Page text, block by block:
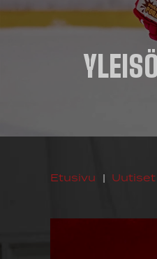
Etusivu | Uutiset